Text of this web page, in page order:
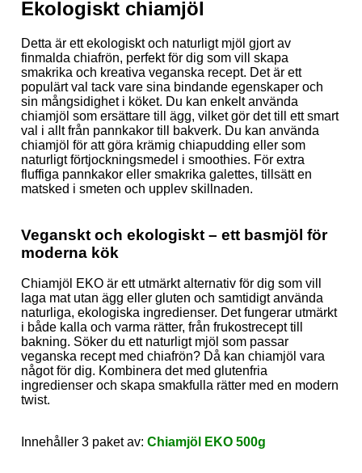
Ekologiskt chiamjöl
Detta är ett ekologiskt och naturligt mjöl gjort av
finmalda chiafrön, perfekt för dig som vill skapa
smakrika och kreativa veganska recept. Det är ett
populärt val tack vare sina bindande egenskaper och
sin mångsidighet i köket. Du kan enkelt använda
chiamjöl som ersättare till ägg, vilket gör det till ett smart
val i allt från pannkakor till bakverk. Du kan använda
chiamjöl för att göra krämig chiapudding eller som
naturligt förtjockningsmedel i smoothies. För extra
fluffiga pannkakor eller smakrika galettes, tillsätt en
matsked i smeten och upplev skillnaden.
Veganskt och ekologiskt – ett basmjöl för
moderna kök
Chiamjöl EKO är ett utmärkt alternativ för dig som vill
laga mat utan ägg eller gluten och samtidigt använda
naturliga, ekologiska ingredienser. Det fungerar utmärkt
i både kalla och varma rätter, från frukostrecept till
bakning. Söker du ett naturligt mjöl som passar
veganska recept med chiafrön? Då kan chiamjöl vara
något för dig. Kombinera det med glutenfria
ingredienser och skapa smakfulla rätter med en modern
twist.
Innehåller 3 paket av: Chiamjöl EKO 500g